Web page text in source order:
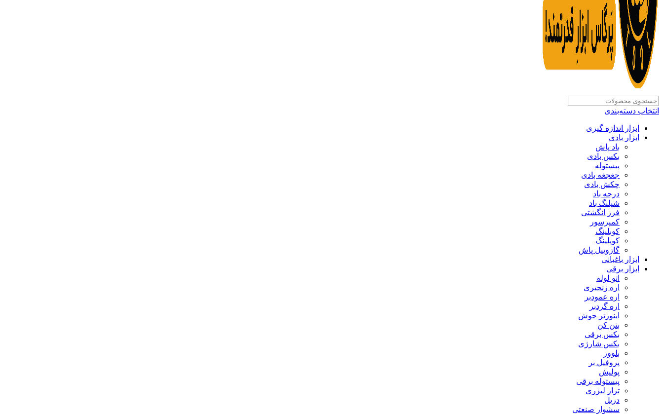
انتخاب دسته‌بندی
ابزار اندازه گیری
ابزار بادی
باد پاش
بکس بادی
پیستوله
جغجغه بادی
چکش بادی
درجه باد
شیلنگ باد
فرز انگشتی
کمپرسور
کوبلینگ
کوپلینگ
گازوییل پاش
ابزار باغبانی
ابزار برقی
اتو لوله
اره زنجیری
اره عمودبر
اره گردبر
اینورتر جوش
بتن کن
بکس برقی
بکس شارژی
بلوور
پروفیل بر
پولیش
پیستوله برقی
تراز لیزری
دریل
سشوار صنعتی